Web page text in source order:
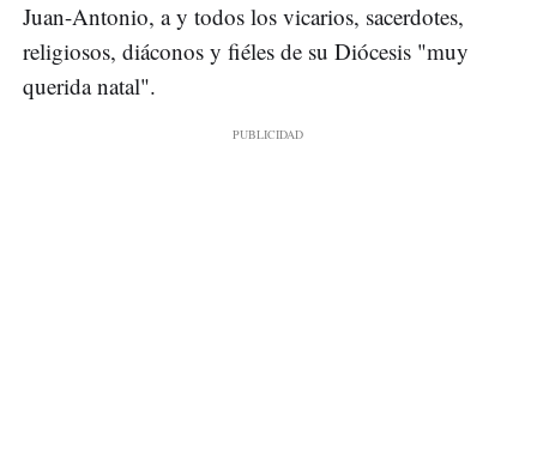
Juan-Antonio, a y todos los vicarios, sacerdotes,
religiosos, diáconos y fiéles de su Diócesis "muy
querida natal".